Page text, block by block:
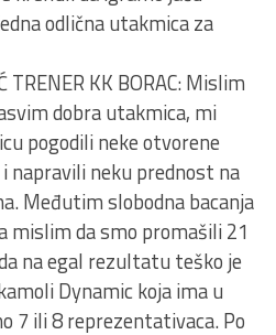
odlična utakmica za
TRENER KK BORAC: Mislim
dobra utakmica, mi
pogodili neke otvorene
napravili neku prednost na
Međutim slobodna bacanja
mislim da smo promašili 21
na egal rezultatu teško je
Dynamic koja ima u
7 ili 8 reprezentativaca. Po